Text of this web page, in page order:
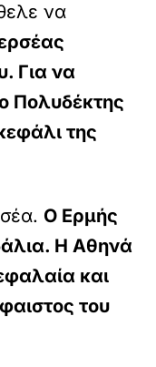
να
Για να
Πολυδέκτης
της
Ο Ερμής
Η Αθηνά
και
του